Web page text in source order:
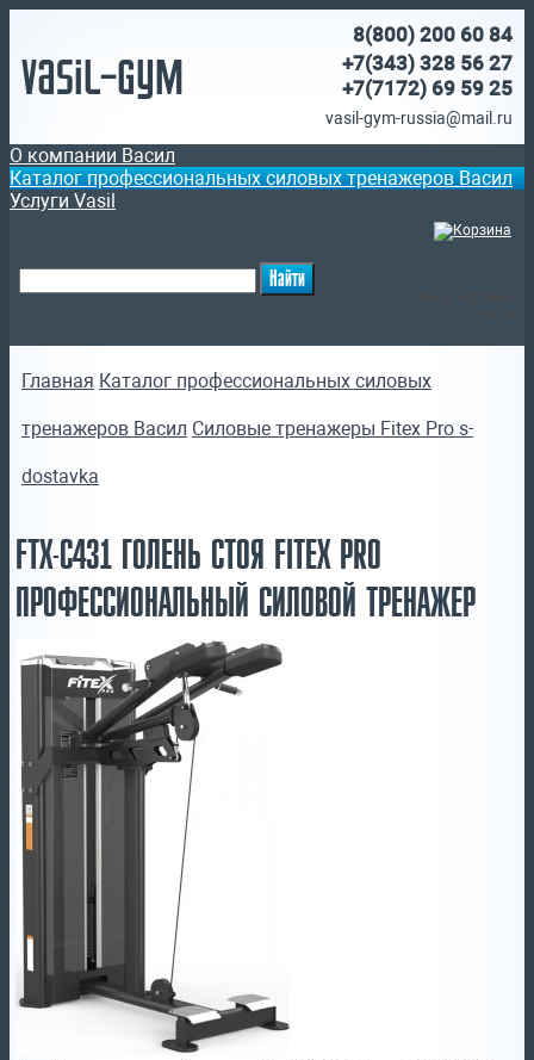
Vasil-Gym
8(800) 200 60 84
+7(343) 328 56 27
+7(7172) 69 59 25
vasil-gym-russia@mail.ru
О компании Васил
Каталог профессиональных силовых тренажеров Васил
Услуги Vasil
Главная Каталог профессиональных силовых
тренажеров Васил Силовые тренажеры Fitex Pro s-
dostavka
FTX-С431 ГОЛЕНЬ СТОЯ FITEX PRO
ПРОФЕССИОНАЛЬНЫЙ СИЛОВОЙ ТРЕНАЖЕР